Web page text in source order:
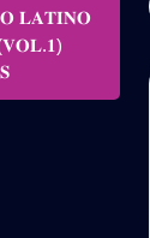
𝐋𝐀𝐓𝐈𝐍𝐎